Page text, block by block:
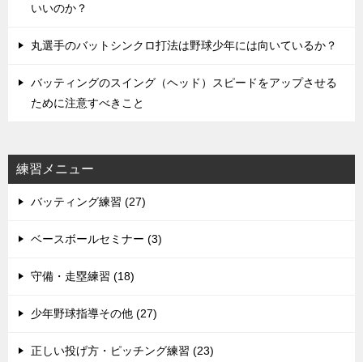
いいのか？
丸選手のバットシンクロ打法は野球少年には向いているか？
バッティングのスイング（ヘッド）スピードをアップさせる
ために注意すべきこと
練習メニュー
バッティング練習 (27)
ベースボールセミナー (3)
守備・走塁練習 (18)
少年野球指導その他 (27)
正しい投げ方・ピッチング練習 (23)